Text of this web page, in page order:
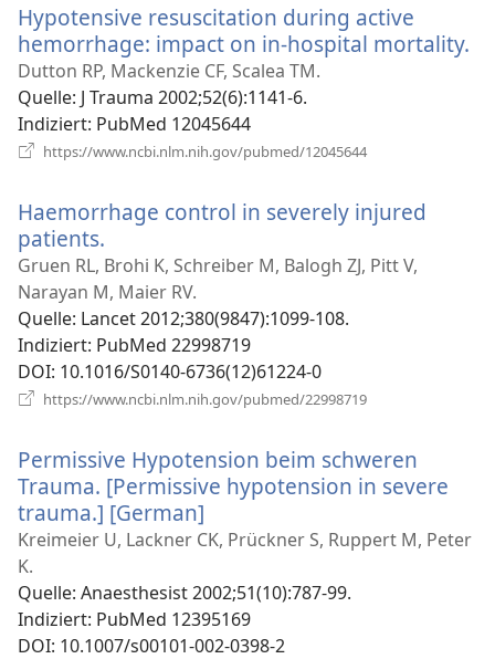
Hypotensive resuscitation during active
hemorrhage: impact on in-hospital mortality.
Dutton RP, Mackenzie CF, Scalea TM.
Quelle‎: J Trauma 2002;52(6):1141-6.
Indiziert‎: PubMed 12045644
https://www.ncbi.nlm.nih.gov/pubmed/12045644
Haemorrhage control in severely injured
patients.
neues
Fenster)
Gruen RL, Brohi K, Schreiber M, Balogh ZJ, Pitt V,
Narayan M, Maier RV.
Quelle‎: Lancet 2012;380(9847):1099-108.
Indiziert‎: PubMed 22998719
DOI‎: 10.1016/S0140-6736(12)61224-0
https://www.ncbi.nlm.nih.gov/pubmed/22998719
Permissive Hypotension beim schweren
Trauma. [Permissive hypotension in severe
trauma.] [German]
neues
Kreimeier U, Lackner CK, Prückner S, Ruppert M, Peter
K.
Quelle‎: Anaesthesist 2002;51(10):787-99.
Indiziert‎: PubMed 12395169
DOI‎: 10.1007/s00101-002-0398-2